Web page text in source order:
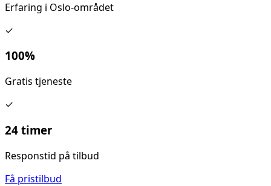
Erfaring i Oslo-området
✓
100%
Gratis tjeneste
✓
24 timer
Responstid på tilbud
Få pristilbud